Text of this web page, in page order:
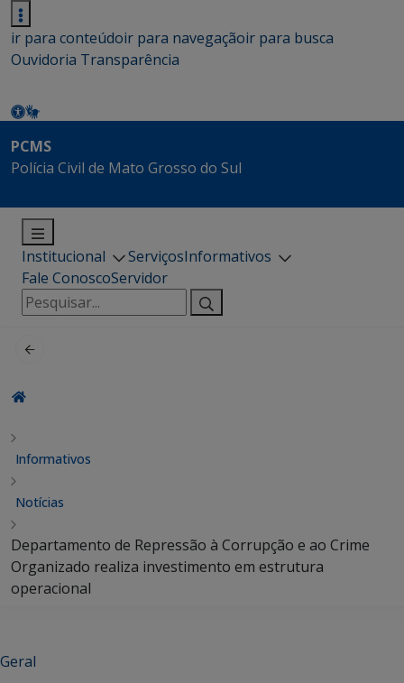
ir para conteúdoir para navegaçãoir para busca
Ouvidoria Transparência
PCMS
Polícia Civil de Mato Grosso do Sul
Institucional ServiçosInformativos
Fale ConoscoServidor
Pesquisar
por:
Informativos
Notícias
Departamento de Repressão à Corrupção e ao Crime
Organizado realiza investimento em estrutura
operacional
Geral